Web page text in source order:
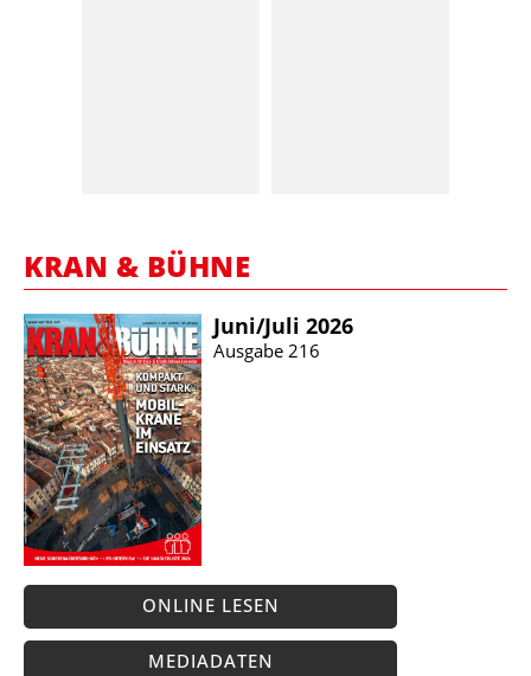
KRAN & BÜHNE
Juni/​Juli 2026
Ausgabe 216
ONLINE LESEN
MEDIADATEN